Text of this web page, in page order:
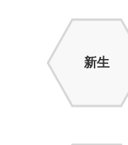
新生